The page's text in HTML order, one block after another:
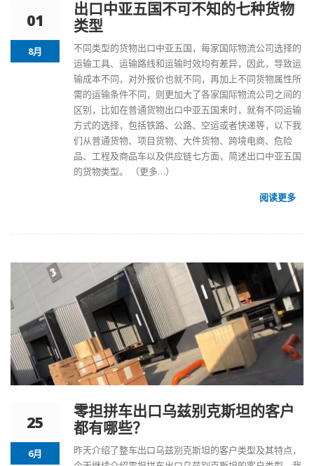
01
8月
出口中亚五国不可不知的七种货物
类型
不同类型的货物出口中亚五国，每家国际物流公司选择的
运输工具、运输路线和运输时效均有差异，因此，导致运
输成本不同，对外报价也就不同，再加上不同货物属性所
需的运输条件不同，则更加大了各家国际物流公司之间的
区别，比如在普通货物出口中亚五国来时，就有不同运输
方式的选择，包括铁路、公路、空运或者快递等，以下我
们从普通货物、项目货物、大件货物、跨境电商、危险
品、工程及商品车以及供应链七方面，简述出口中亚五国
的货物类型。
（更多…）
阅读更多
25
6月
零担拼车出口乌兹别克斯坦的客户
都有哪些？
昨天介绍了整车出口乌兹别克斯坦的客户类型及其特点，